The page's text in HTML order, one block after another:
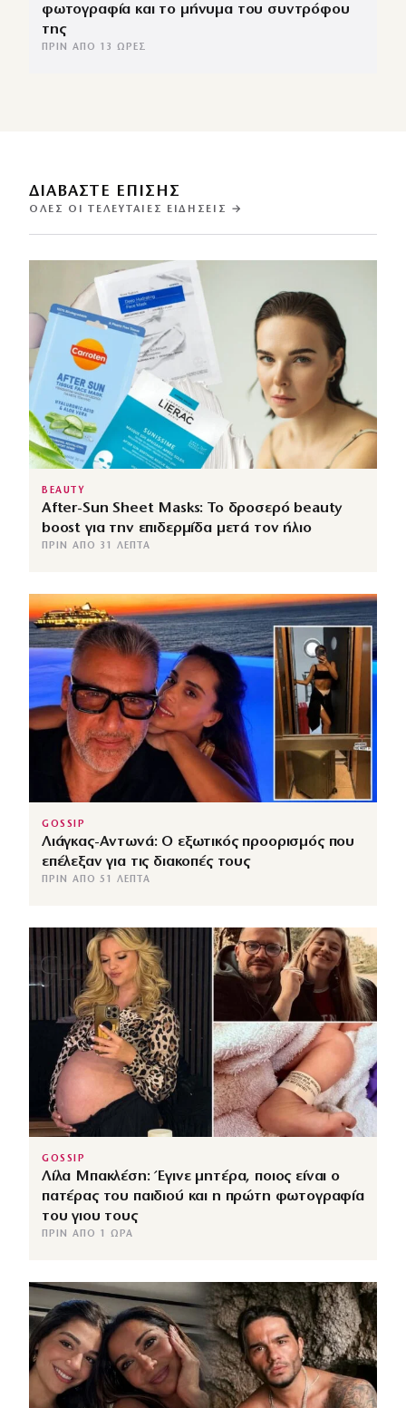
φωτογραφία και το μήνυμα του συντρόφου
της
ΠΡΙΝ ΑΠΌ 13 ΏΡΕΣ
ΔΙΑΒΑΣΤΕ ΕΠΙΣΗΣ
ΌΛΕΣ ΟΙ ΤΕΛΕΥΤΑΊΕΣ ΕΙΔΉΣΕΙΣ →
BEAUTY
After-Sun Sheet Masks: Το δροσερό beauty
boost για την επιδερμίδα μετά τον ήλιο
ΠΡΙΝ ΑΠΌ 31 ΛΕΠΤΆ
GOSSIP
Λιάγκας-Αντωνά: Ο εξωτικός προορισμός που
επέλεξαν για τις διακοπές τους
ΠΡΙΝ ΑΠΌ 51 ΛΕΠΤΆ
GOSSIP
Λίλα Μπακλέση: Έγινε μητέρα, ποιος είναι ο
πατέρας του παιδιού και η πρώτη φωτογραφία
του γιου τους
ΠΡΙΝ ΑΠΌ 1 ΏΡΑ